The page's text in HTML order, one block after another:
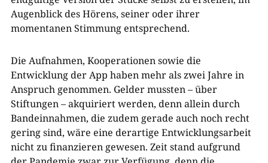
Augenblick des Hörens, seiner oder ihrer
momentanen Stimmung entsprechend.
Die Aufnahmen, Kooperationen sowie die
Entwicklung der App haben mehr als zwei Jahre in
Anspruch genommen. Gelder mussten – über
Stiftungen – akquiriert werden, denn allein durch
Bandeinnahmen, die zudem gerade auch noch recht
gering sind, wäre eine derartige Entwicklungsarbeit
nicht zu finanzieren gewesen. Zeit stand aufgrund